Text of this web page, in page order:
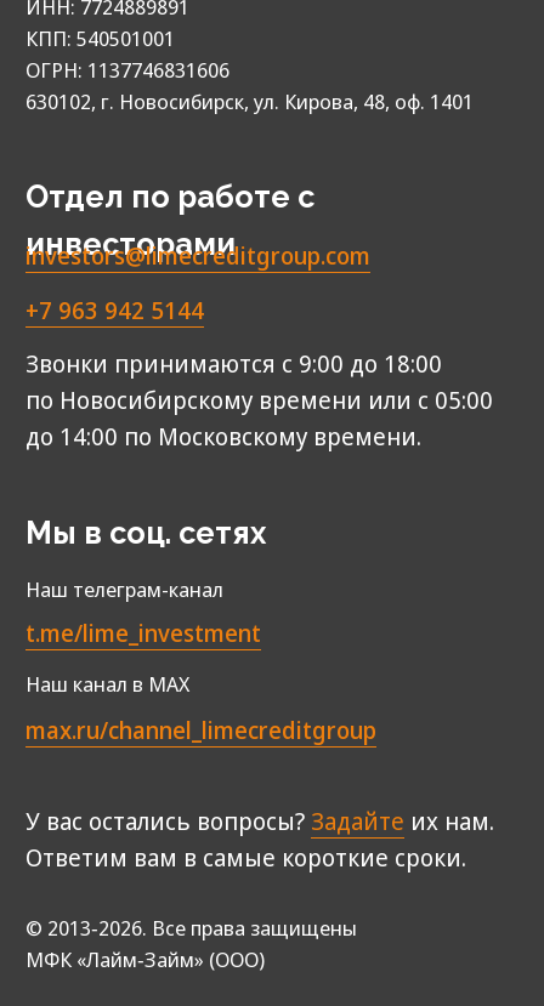
© 2013‑2026. Все права защищены
МФК «Лайм‑Займ» (ООО)